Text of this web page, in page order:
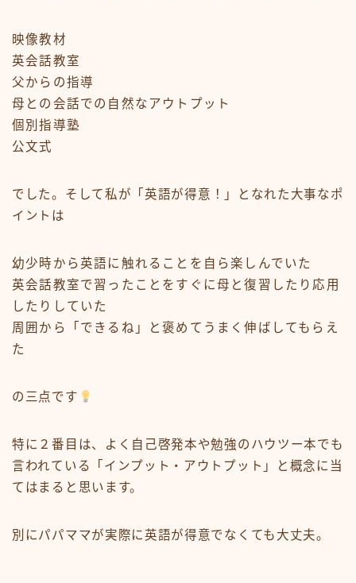
映像教材
英会話教室
父からの指導
母との会話での自然なアウトプット
個別指導塾
公文式
でした。そして私が「英語が得意！」となれた大事なポ
イント は
幼少時から英語に触れることを自ら楽しんでいた
英会話教室で習ったことをすぐに母と復習したり応用
したりしていた
周囲から「できるね」と褒めてうまく伸ばしてもらえ
た
の三点です
特に２番目は、よく自己啓発本や勉強のハウツー本でも
言われている「インプット・アウトプット」と概念に当
てはまると思います。
別にパパママが実際に英語が得意でなくても大丈夫。